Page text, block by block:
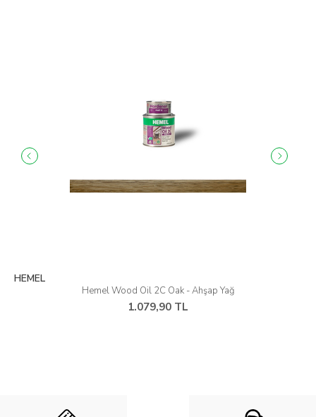
HEMEL
Hemel Wood Oil 2C Oak - Ahşap Yağ
1.079,90 TL